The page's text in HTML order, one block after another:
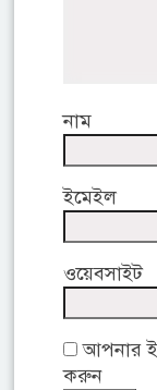
নাম
ইমেইল
ওয়েবসাইট
আপনার
করুন